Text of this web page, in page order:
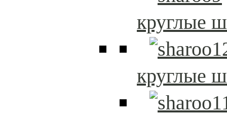
круглые
круглые